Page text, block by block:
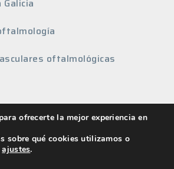
oftalmológicas
©2022 Oftagalia
Aviso Legal
ofrecerte la mejor experiencia en
sobre qué cookies utilizamos o
ajustes.